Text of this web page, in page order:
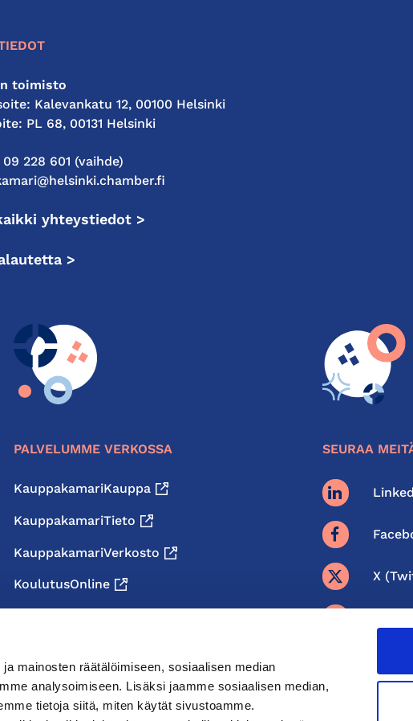
mainosten räätälöimiseen, sosiaalisen median
analysoimiseen. Lisäksi jaamme sosiaalisen median,
tietoja siitä, miten käytät sivustoamme.
toimisto
Kalevankatu 12, 00100 Helsinki
PL 68, 00131 Helsinki
228 601 (vaihde)
yhteystiedot >
>
PALVELUMME VERKOSSA
KauppakamariKauppa
KauppakamariTieto
KauppakamariVerkosto
KoulutusOnline
SEURAA
X